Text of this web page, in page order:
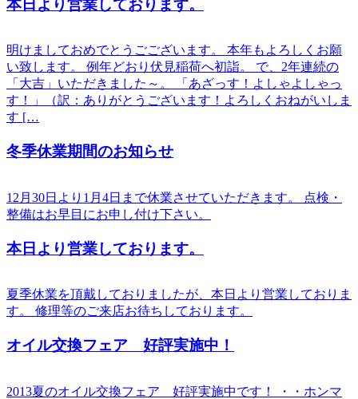
本日より営業しております。
明けましておめでとうごございます。 本年もよろしくお願
い致します。 例年どおり伏見稲荷へ初詣。 で、2年連続の
「大吉」いただきました～。 「あざっす！よしゃよしゃっ
す！」（訳：ありがとうございます！よろしくおねがいしま
す […
冬季休業期間のお知らせ
12月30日より1月4日まで休業させていただきます。 点検・
整備はお早目にお申し付け下さい。
本日より営業しております。
夏季休業を頂戴しておりましたが、本日より営業しておりま
す。 修理等のご来店お待ちしております。
オイル交換フェア 好評実施中！
2013夏のオイル交換フェア 好評実施中です！ ・・ホンマ